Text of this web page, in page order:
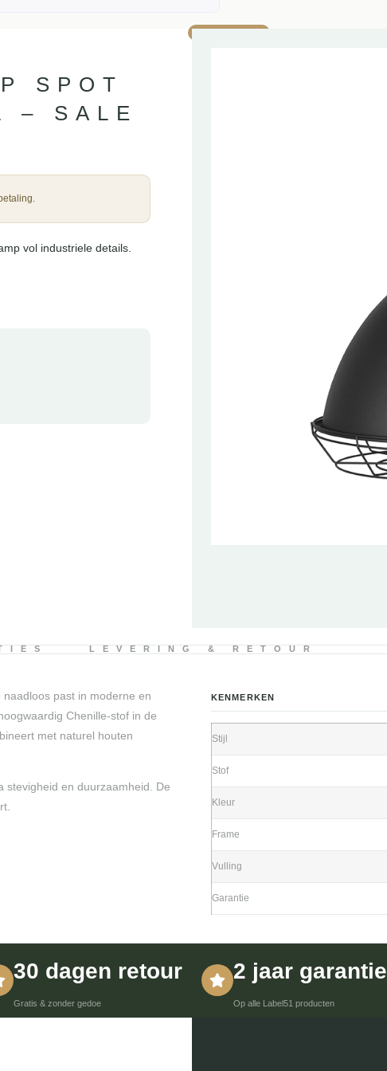
SPOT
– SALE
vol industriele details.
LEVERING & RETOUR
past in moderne en
Chenille-stof in de
met naturel houten
stevigheid en duurzaamheid. De
KENMERKEN
Stijl
Stof
Kleur
Frame
Vulling
Garantie
30 dagen retour
Gratis & zonder gedoe
2 jaar garantie
Op alle Label51 producten